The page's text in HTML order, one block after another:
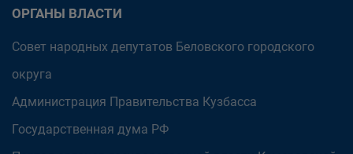
ОРГАНЫ ВЛАСТИ
Совет народных депутатов Беловского городского
округа
Администрация Правительства Кузбасса
Государственная дума РФ